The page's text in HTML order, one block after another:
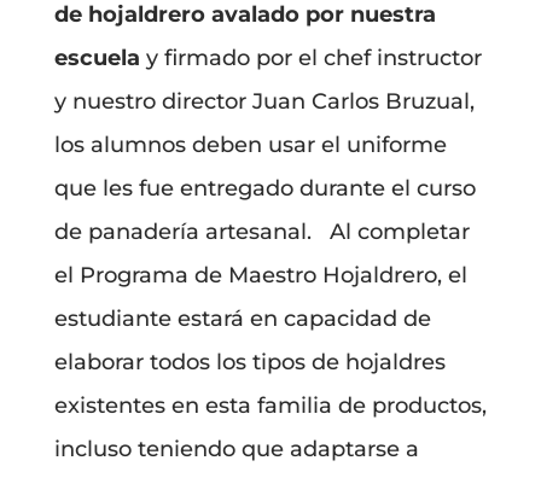
de hojaldrero avalado por nuestra
escuela y firmado por el chef instructor
y nuestro director Juan Carlos Bruzual,
los alumnos deben usar el uniforme
que les fue entregado durante el curso
de panadería artesanal. Al completar
el Programa de Maestro Hojaldrero, el
estudiante estará en capacidad de
elaborar todos los tipos de hojaldres
existentes en esta familia de productos,
incluso teniendo que adaptarse a